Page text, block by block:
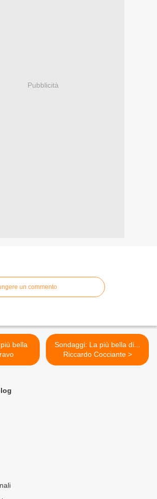
Pubblicità
un commento
Sondaggi: La più bella di...
Riccardo Cocciante >